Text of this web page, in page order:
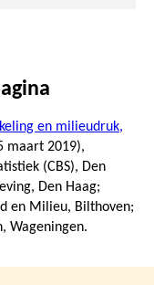
en milieudruk,
maart 2019),
(CBS), Den
Den Haag;
en Milieu, Bilthoven;
Wageningen.